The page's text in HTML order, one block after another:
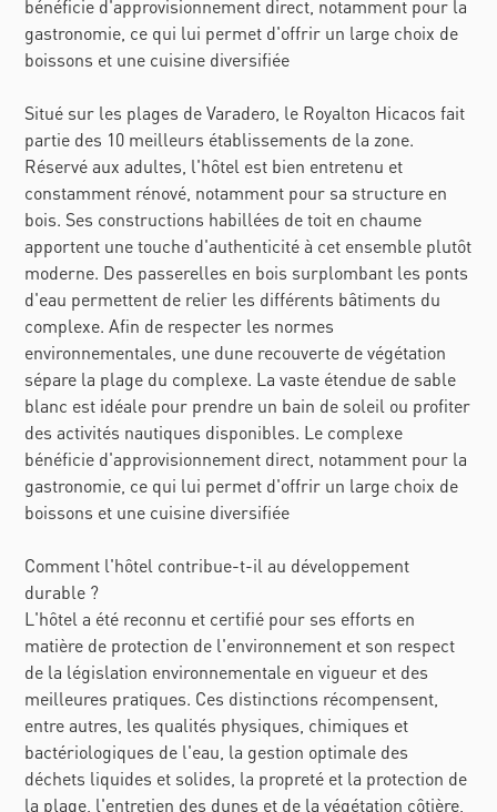
bénéficie d'approvisionnement direct, notamment pour la
gastronomie, ce qui lui permet d'offrir un large choix de
boissons et une cuisine diversifiée
Situé sur les plages de Varadero, le Royalton Hicacos fait
partie des 10 meilleurs établissements de la zone.
Réservé aux adultes, l'hôtel est bien entretenu et
constamment rénové, notamment pour sa structure en
bois. Ses constructions habillées de toit en chaume
apportent une touche d'authenticité à cet ensemble plutôt
moderne. Des passerelles en bois surplombant les ponts
d'eau permettent de relier les différents bâtiments du
complexe. Afin de respecter les normes
environnementales, une dune recouverte de végétation
sépare la plage du complexe. La vaste étendue de sable
blanc est idéale pour prendre un bain de soleil ou profiter
des activités nautiques disponibles. Le complexe
bénéficie d'approvisionnement direct, notamment pour la
gastronomie, ce qui lui permet d'offrir un large choix de
boissons et une cuisine diversifiée
Comment l'hôtel contribue-t-il au développement
durable ?
L'hôtel a été reconnu et certifié pour ses efforts en
matière de protection de l'environnement et son respect
de la législation environnementale en vigueur et des
meilleures pratiques. Ces distinctions récompensent,
entre autres, les qualités physiques, chimiques et
bactériologiques de l'eau, la gestion optimale des
déchets liquides et solides, la propreté et la protection de
la plage, l'entretien des dunes et de la végétation côtière,